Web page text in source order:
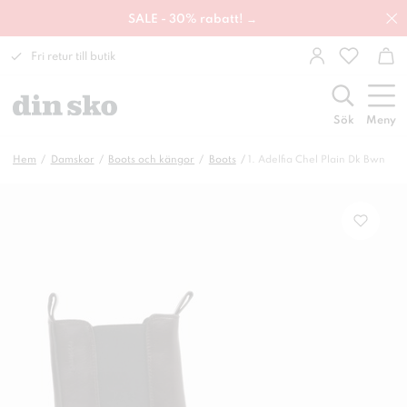
SALE - 30% rabatt! →
Fri retur till butik
Sök Meny
Hem Damskor Boots och kängor Boots 1. Adelfia Chel Plain Dk Bwn